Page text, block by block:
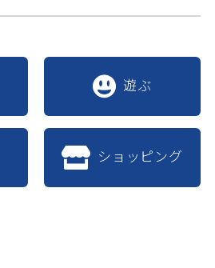
遊ぶ
ショッピング